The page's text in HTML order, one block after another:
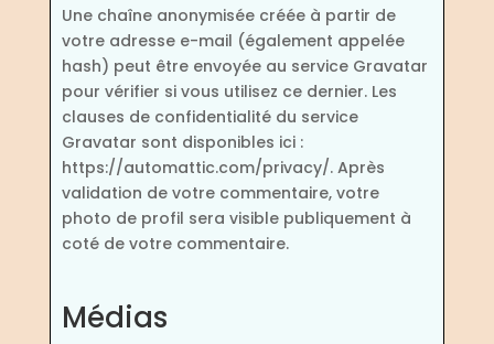
Une chaîne anonymisée créée à partir de
votre adresse e-mail (également appelée
hash) peut être envoyée au service Gravatar
pour vérifier si vous utilisez ce dernier. Les
clauses de confidentialité du service
Gravatar sont disponibles ici :
https://automattic.com/privacy/. Après
validation de votre commentaire, votre
photo de profil sera visible publiquement à
coté de votre commentaire.
Médias